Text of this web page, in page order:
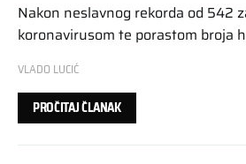
Nakon neslavnog rekorda od 542
koronavirusom te porastom broja
VLADO LUCIĆ
PROČITAJ ČLANAK